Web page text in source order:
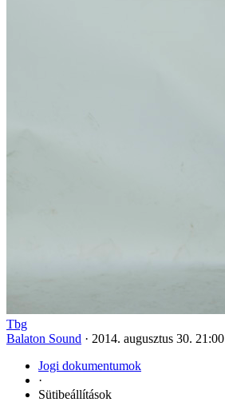
Tbg
Balaton Sound · 2014. augusztus 30. 21:00
Jogi dokumentumok
·
Sütibeállítások